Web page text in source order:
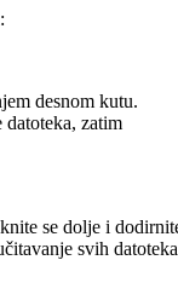
desnom kutu.
datoteka, zatim
se dolje i
svih datoteka